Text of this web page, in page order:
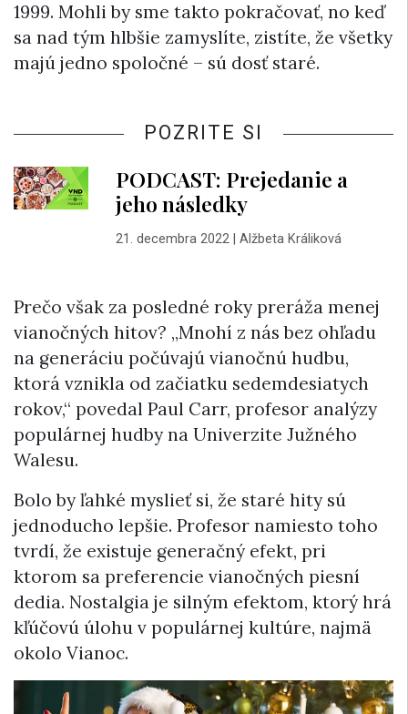
1999. Mohli by sme takto pokračovať, no keď
sa nad tým hlbšie zamyslíte, zistíte, že všetky
majú jedno spoločné – sú dosť staré.
POZRITE SI
PODCAST: Prejedanie a
jeho následky
21. decembra 2022| Alžbeta Králiková
Prečo však za posledné roky preráža menej
vianočných hitov? „Mnohí z nás bez ohľadu
na generáciu počúvajú vianočnú hudbu,
ktorá vznikla od začiatku sedemdesiatych
rokov,“ povedal Paul Carr, profesor analýzy
populárnej hudby na Univerzite Južného
Walesu.
Bolo by ľahké myslieť si, že staré hity sú
jednoducho lepšie. Profesor namiesto toho
tvrdí, že existuje generačný efekt, pri
ktorom sa preferencie vianočných piesní
dedia. Nostalgia je silným efektom, ktorý hrá
kľúčovú úlohu v populárnej kultúre, najmä
okolo Vianoc.